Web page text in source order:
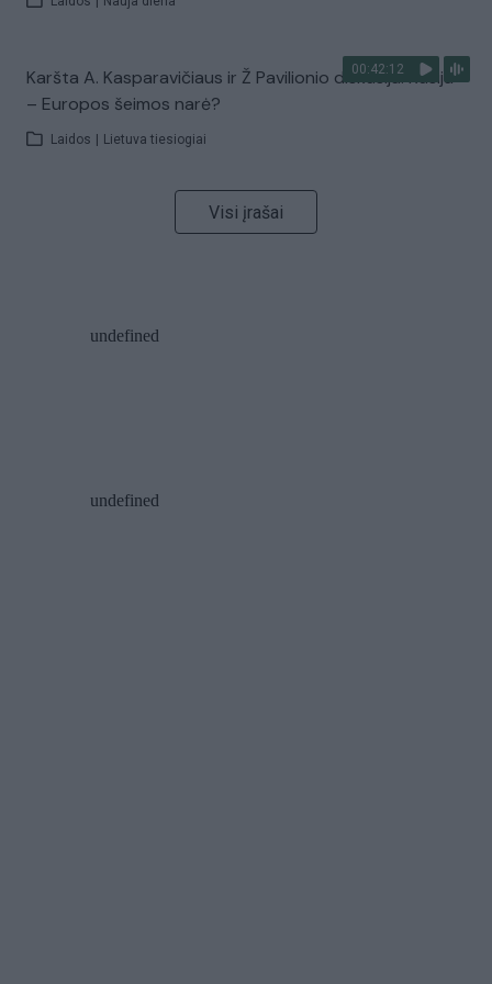
00:42:12
Karšta A. Kasparavičiaus ir Ž Pavilionio diskusija: Rusija
– Europos šeimos narė?
Laidos Lietuva tiesiogiai
Visi įrašai